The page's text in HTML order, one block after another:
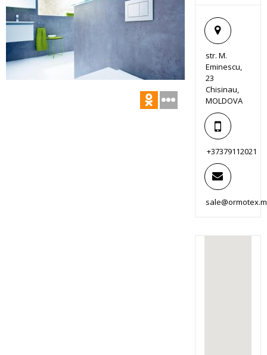
str. M.
Eminescu,
23
Chisinau,
MOLDOVA
+37379112021